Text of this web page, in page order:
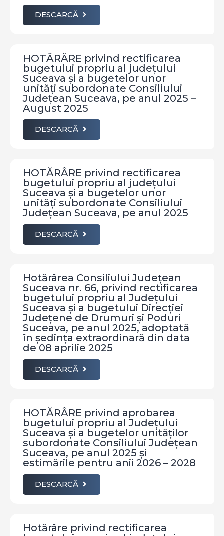
DESCARCĂ
HOTĂRÂRE privind rectificarea
bugetului propriu al județului
Suceava și a bugetelor unor
unități subordonate Consiliului
Județean Suceava, pe anul 2025 –
August 2025
DESCARCĂ
HOTĂRÂRE privind rectificarea
bugetului propriu al județului
Suceava și a bugetelor unor
unități subordonate Consiliului
Județean Suceava, pe anul 2025
DESCARCĂ
Hotărârea Consiliului Județean
Suceava nr. 66, privind rectificarea
bugetului propriu al Județului
Suceava și a bugetului Direcției
Județene de Drumuri și Poduri
Suceava, pe anul 2025, adoptată
în ședința extraordinară din data
de 08 aprilie 2025
DESCARCĂ
HOTĂRÂRE privind aprobarea
bugetului propriu al Județului
Suceava și a bugetelor unităților
subordonate Consiliului Județean
Suceava, pe anul 2025 și
estimările pentru anii 2026 – 2028
DESCARCĂ
Hotărâre privind rectificarea